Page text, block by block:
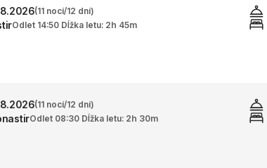
(11 nocí/12 dní)
Odlet 14:50 Dĺžka letu: 2h 45m
(11 nocí/12 dní)
Odlet 08:30 Dĺžka letu: 2h 30m